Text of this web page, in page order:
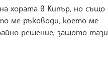
хората в Кипър, но също
ме ръководи, което ме
решение, защото тази